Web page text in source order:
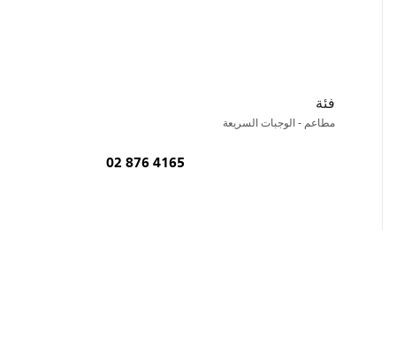
فئة
مطاعم - الوجبات السريعة
02 876 4165